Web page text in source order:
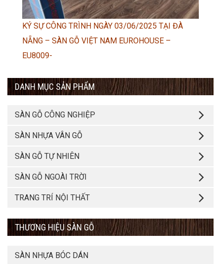
KÝ SỰ CÔNG TRÌNH NGÀY 03/06/2025 TẠI ĐÀ
NẴNG – SÀN GỖ VIỆT NAM EUROHOUSE –
EU8009-
DANH MỤC SẢN PHẨM
SÀN GỖ CÔNG NGHIỆP
SÀN NHỰA VÂN GỖ
SÀN GỖ TỰ NHIÊN
SÀN GỖ NGOÀI TRỜI
TRANG TRÍ NỘI THẤT
THƯƠNG HIỆU SÀN GỖ
SÀN NHỰA BÓC DÁN